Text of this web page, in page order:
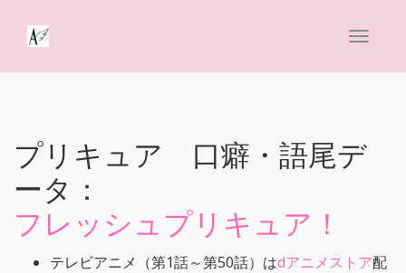
プリキュア 口癖・語尾デ
ータ：
フレッシュプリキュア！
テレビアニメ（第1話～第50話）はdアニメストア配